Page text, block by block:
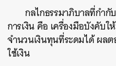
กลไกธรรมาภิบาลที่กำ
การเงิน คือ เครื่องมือบังคับใ
จำนวนเงินทุนที่ระดมได้ ผล
ใช้เงิน